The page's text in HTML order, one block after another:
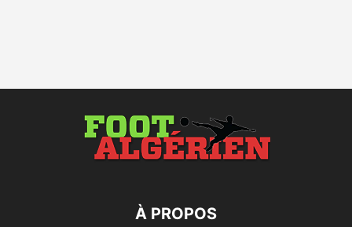
À PROPOS